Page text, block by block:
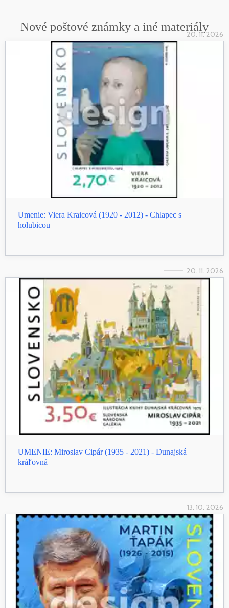
Nové poštové známky a iné materiály
20. 11. 2026
Umenie: Viera Kraicová (1920 - 2012) - Chlapec s
holubicou
20. 11. 2026
UMENIE: Miroslav Cipár (1935 - 2021) - Dunajská
kráľovná
13. 10. 2026